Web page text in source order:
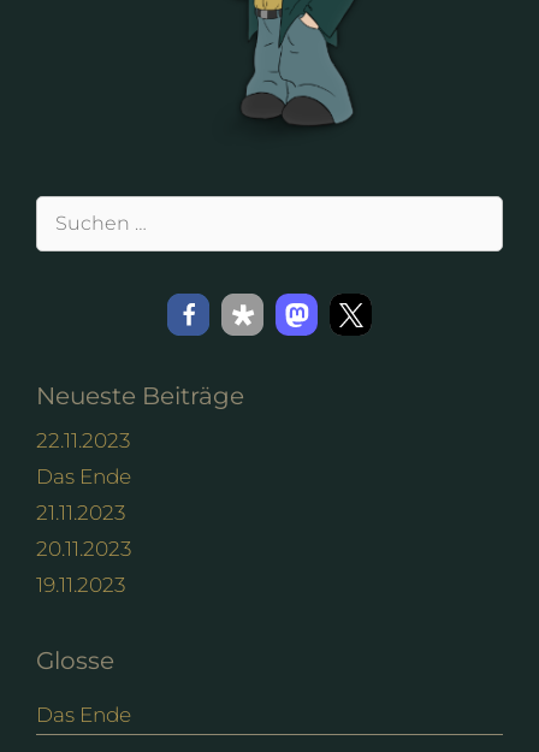
Suchen
Neueste Beiträge
22.11.2023
Das Ende
21.11.2023
20.11.2023
19.11.2023
Glosse
Das Ende